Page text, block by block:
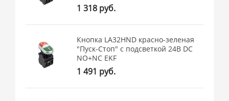
1 318 руб.
Кнопка LA32HND красно-зеленая
"Пуск-Стоп" с подсветкой 24В DC
NO+NC EKF
1 491 руб.